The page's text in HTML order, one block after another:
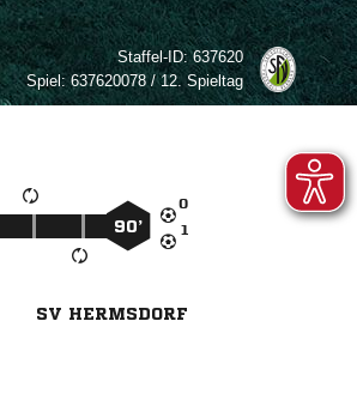
Staffel-ID:637620
Spiel:637620078 / 12. Spieltag


90’
SV HERMSDORF